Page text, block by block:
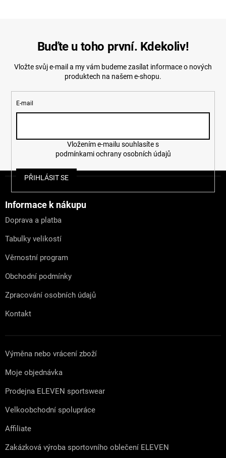
Buďte u toho první. Kdekoliv!
Vložte svůj e-mail a my vám budeme zasílat informace o nových
produktech na našem e-shopu.
E-mail
podmínkami ochrany osobních údajů
PŘIHLÁSIT SE
Informace k nákupu
Doprava a platba
Tabulky velikostí
Věrnostní program
Obchodní podmínky
Zpracování osobních údajů
Kontakt
Výměna nebo vrácení zboží
Moje objednávka
Prodejna ELEVEN sportswear
Velkoobchodní spolupráce
Affiliate
Zakázková výroba sportovního oblečení ELEVEN